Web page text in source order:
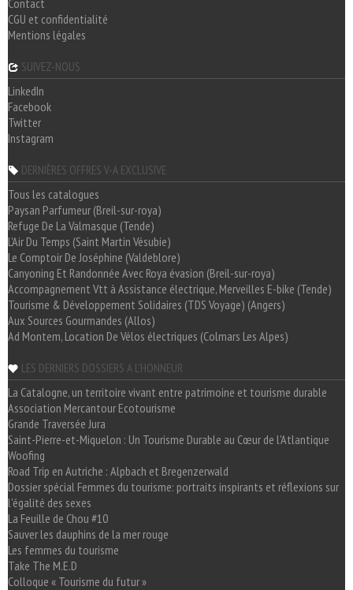
Contact
CGU et confidentialité
Mentions légales
SUIVEZ-NOUS
LinkedIn
Facebook
Twitter
Instagram
DERNIÈRES OFFRES V-A EXCLUSIVE
Tous les catalogues
Paysan Parfumeur (Breil-sur-roya)
Refuge De La Valmasque (Tende)
L'Air Du Temps (Saint Martin Vésubie)
Le Comptoir De Joséphine (Valdeblore)
Canyoning Et Randonnée Avec Roya évasion (Breil-sur-roya)
Accompagnement Vtt à Assistance électrique, Merveilles E-bike (Tende)
Tourisme & Développement Solidaires (TDS Voyage) (Angers)
Aux Sources Gourmandes (Allos)
Ad Montem, Location De Vélos électriques (Colmars Les Alpes)
LES DERNIERS DOSSIERS A L'HONNEUR
La Catalogne, un territoire vivant entre patrimoine et tourisme durable
Association Mercantour Ecotourisme
Grande Traversée Jura
Saint-Pierre-et-Miquelon : Un Tourisme Durable au Cœur de l'Atlantique
Woofing
Road Trip en Autriche : Alpbach et Bregenzerwald
Dossier spécial Femmes du tourisme: portraits inspirants et réflexions sur
l'égalité des sexes
La Feuille de Chou #10
Sauver les dauphins de la mer rouge
Les femmes du tourisme
Take The M.E.D
Colloque « Tourisme du futur »